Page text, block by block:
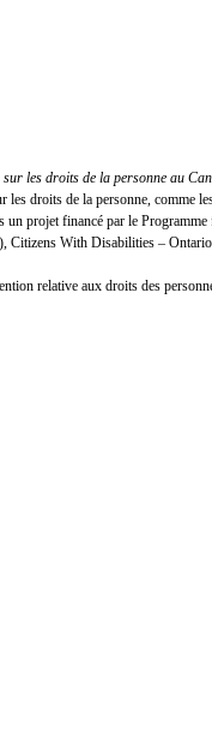
les droits de la personne au
droits de la personne,
un projet financé par le
With Disabilities –
relative aux droits des